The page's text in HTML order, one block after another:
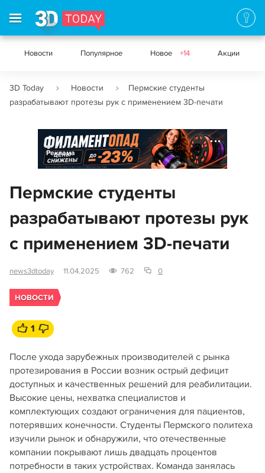
Новости Популярное Новое +14 Акции
3D Today Новости
Пермские студенты
разрабатывают протезы рук с применением 3D-печати
Реклама
Пермские студенты
разрабатывают протезы рук
с применением 3D-печати
news3dtoday 11.04.2025 762 0
НОВОСТИ
1
После ухода зарубежных производителей с рынка
протезирования в России возник острый дефицит
доступных и качественных решений для реабилитации.
Высокие цены, нехватка специалистов и
комплектующих создают ограничения для пациентов,
потерявших конечности. Студенты Пермского политеха
изучили рынок и обнаружили, что отечественные
компании покрывают лишь двадцать процентов
потребности в таких устройствах. Команда занялась